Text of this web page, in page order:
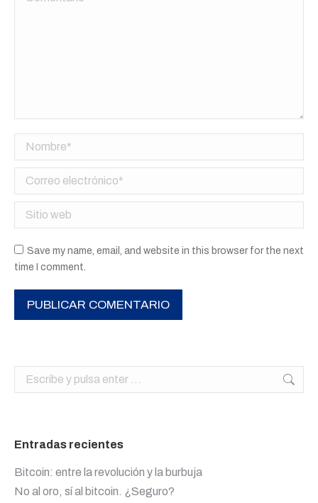
Nombre *
Correo electrónico *
Sitio web
Save my name, email, and website in this browser for the next
time I comment.
PUBLICAR COMENTARIO
Buscar:
Entradas recientes
Bitcoin: entre la revolución y la burbuja
No al oro, sí al bitcoin. ¿Seguro?